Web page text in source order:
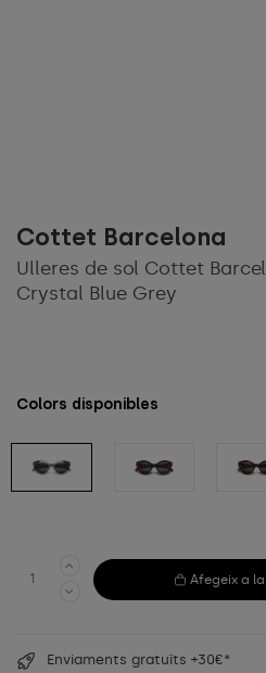
Cottet Barcelona
Ulleres de sol Cottet
Crystal Blue Grey
Colors disponibles
Afegeix a
Enviaments gratuïts +30€*